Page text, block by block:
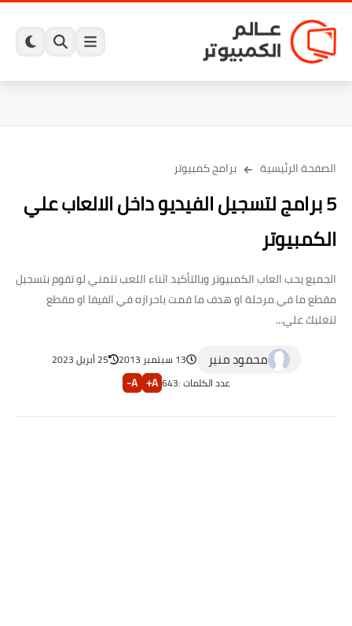
الصفحة الرئيسية برامج كمبيوتر
5 برامج لتسجيل الفيديو داخل الالعاب علي
الكمبيوتر
الجميع يحب العاب الكمبيوتر وبالتأكيد اثناء اللعب تتمني لو تقوم بتسجيل
مقطع ما في مرحلة او هدف ما قمت باحرازه في الفيفا او مقطع
لتغلبك علي...
محمود منير 13 سبتمبر 2013
25 أبريل 2023
عدد الكلمات :643
A+
A-